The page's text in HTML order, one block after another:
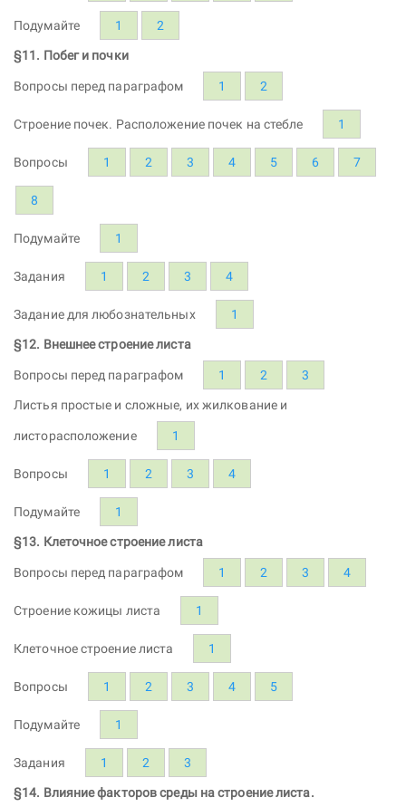
Подумайте 1 2
§11. Побег и почки
Вопросы перед параграфом 1 2
Строение почек. Расположение почек на стебле 1
Вопросы 1 2 3 4 5 6 7
8
Подумайте 1
Задания 1 2 3 4
Задание для любознательных 1
§12. Внешнее строение листа
Вопросы перед параграфом 1 2 3
Листья простые и сложные, их жилкование и
листорасположение 1
Вопросы 1 2 3 4
Подумайте 1
§13. Клеточное строение листа
Вопросы перед параграфом 1 2 3 4
Строение кожицы листа 1
Клеточное строение листа 1
Вопросы 1 2 3 4 5
Подумайте 1
Задания 1 2 3
§14. Влияние факторов среды на строение листа.